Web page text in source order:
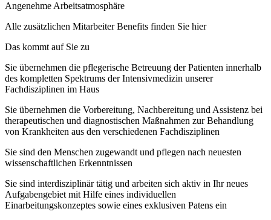
Angenehme Arbeitsatmosphäre
Alle zusätzlichen Mitarbeiter Benefits finden Sie hier
Das kommt auf Sie zu
Sie übernehmen die pflegerische Betreuung der Patienten innerhalb
des kompletten Spektrums der Intensivmedizin unserer
Fachdisziplinen im Haus
Sie übernehmen die Vorbereitung, Nachbereitung und Assistenz bei
therapeutischen und diagnostischen Maßnahmen zur Behandlung
von Krankheiten aus den verschiedenen Fachdisziplinen
Sie sind den Menschen zugewandt und pflegen nach neuesten
wissenschaftlichen Erkenntnissen
Sie sind interdisziplinär tätig und arbeiten sich aktiv in Ihr neues
Aufgabengebiet mit Hilfe eines individuellen
Einarbeitungskonzeptes sowie eines exklusiven Patens ein